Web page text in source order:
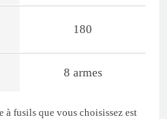
180
8 armes
à fusils que vous choisissez est